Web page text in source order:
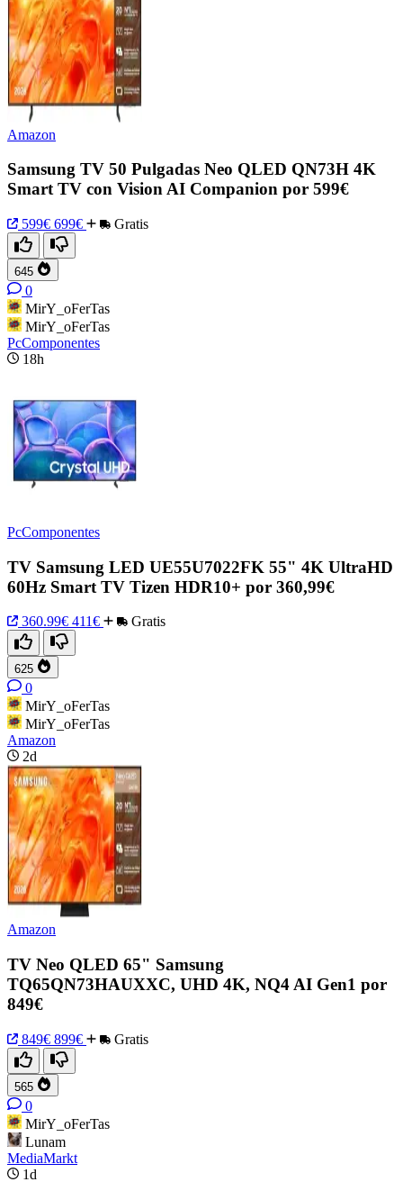
Amazon
Samsung TV 50 Pulgadas Neo QLED QN73H 4K
Smart TV con Vision AI Companion por 599€
599€ 699€ Gratis
645
0
MirY_oFerTas
MirY_oFerTas
PcComponentes
18h
PcComponentes
TV Samsung LED UE55U7022FK 55" 4K UltraHD
60Hz Smart TV Tizen HDR10+ por 360,99€
360.99€ 411€ Gratis
625
0
MirY_oFerTas
MirY_oFerTas
Amazon
2d
Amazon
TV Neo QLED 65" Samsung
TQ65QN73HAUXXC, UHD 4K, NQ4 AI Gen1 por
849€
849€ 899€ Gratis
565
0
MirY_oFerTas
Lunam
MediaMarkt
1d